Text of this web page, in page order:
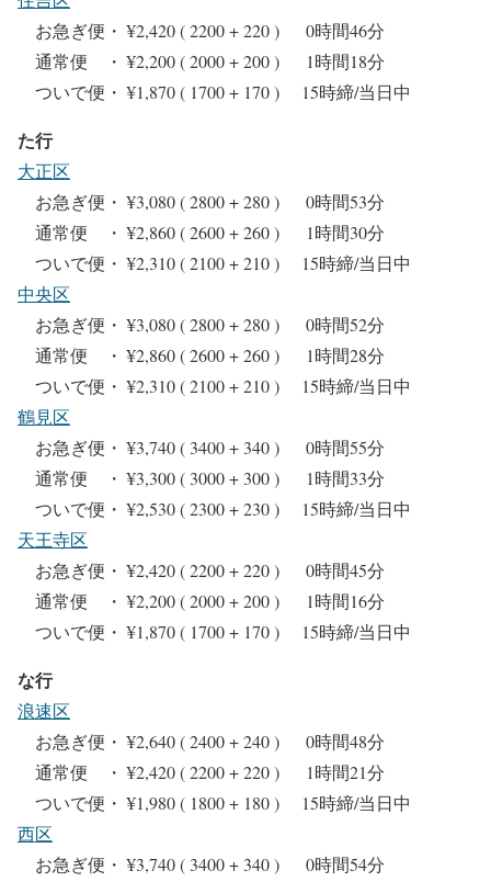
お急ぎ便・ ¥2,420 ( 2200 + 220 ) 0時間46分
通常便 ・ ¥2,200 ( 2000 + 200 ) 1時間18分
ついで便・ ¥1,870 ( 1700 + 170 ) 15時締/当日中
た行
大正区
お急ぎ便・ ¥3,080 ( 2800 + 280 ) 0時間53分
通常便 ・ ¥2,860 ( 2600 + 260 ) 1時間30分
ついで便・ ¥2,310 ( 2100 + 210 ) 15時締/当日中
中央区
お急ぎ便・ ¥3,080 ( 2800 + 280 ) 0時間52分
通常便 ・ ¥2,860 ( 2600 + 260 ) 1時間28分
ついで便・ ¥2,310 ( 2100 + 210 ) 15時締/当日中
鶴見区
お急ぎ便・ ¥3,740 ( 3400 + 340 ) 0時間55分
通常便 ・ ¥3,300 ( 3000 + 300 ) 1時間33分
ついで便・ ¥2,530 ( 2300 + 230 ) 15時締/当日中
天王寺区
お急ぎ便・ ¥2,420 ( 2200 + 220 ) 0時間45分
通常便 ・ ¥2,200 ( 2000 + 200 ) 1時間16分
ついで便・ ¥1,870 ( 1700 + 170 ) 15時締/当日中
な行
浪速区
お急ぎ便・ ¥2,640 ( 2400 + 240 ) 0時間48分
通常便 ・ ¥2,420 ( 2200 + 220 ) 1時間21分
ついで便・ ¥1,980 ( 1800 + 180 ) 15時締/当日中
西区
お急ぎ便・ ¥3,740 ( 3400 + 340 ) 0時間54分